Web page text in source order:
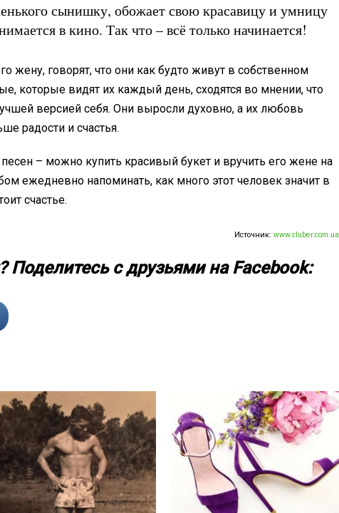
сынишку, обожает свою красавицу и умницу
в кино. Так что – всё только начинается!
жену, говорят, что они как будто живут в собственном
которые видят их каждый день, сходятся во мнении, что
версией себя. Они выросли духовно, а их любовь
радости и счастья.
– можно купить красивый букет и вручить его жене на
ежедневно напоминать, как много этот человек значит в
счастье.
Источник:www.cluber.com.ua
Поделитесь с друзьями на Facebook: